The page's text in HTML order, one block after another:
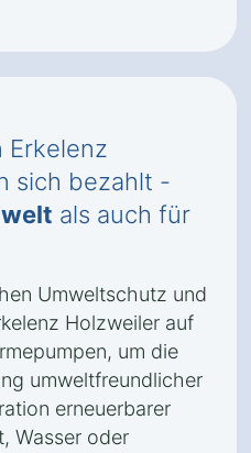
Erkelenz
sich bezahlt -
als auch für
Umweltschutz und
Holzweiler auf
um die
umweltfreundlicher
erneuerbarer
Wasser oder